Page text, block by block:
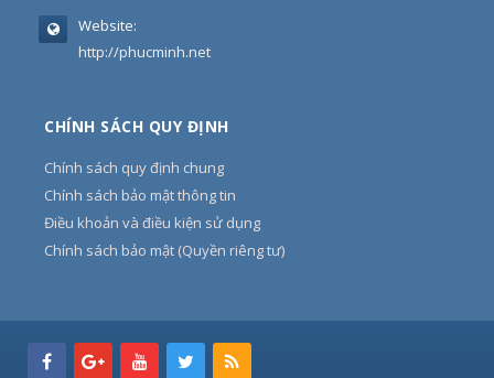
Website:
http://phucminh.net
CHÍNH SÁCH QUY ĐỊNH
Chính sách quy định chung
Chính sách bảo mật thông tin
Điều khoản và điều kiện sử dụng
Chính sách bảo mật (Quyền riêng tư)